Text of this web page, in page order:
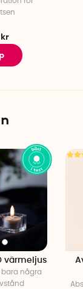
värmeljus
bara några